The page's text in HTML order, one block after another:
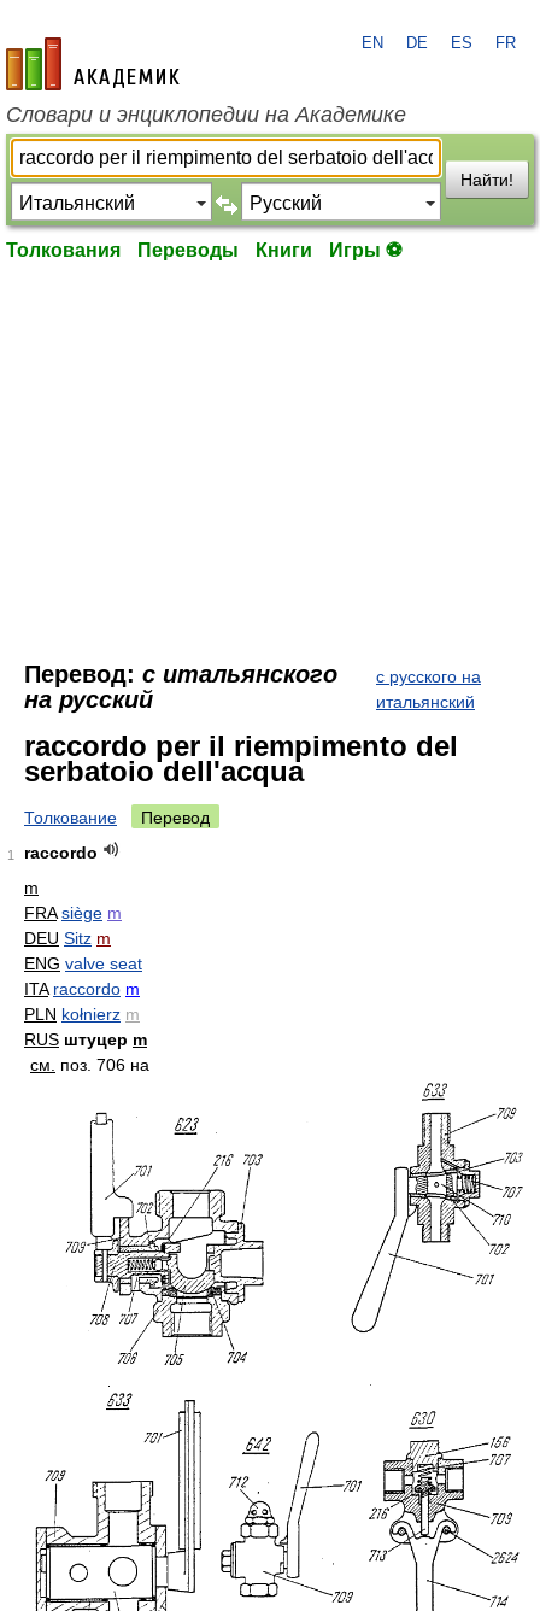
academic.ru
EN DE ES FR
Словари и энциклопедии на Академике
Найти!
Толкования Переводы Книги Игры ⚽
Перевод: с итальянского
на русский
с русского на
итальянский
raccordo per il riempimento del
serbatoio dell'acqua
Толкование Перевод
1
raccordo
m
FRA siège m
DEU Sitz m
ENG valve seat
ITA raccordo m
PLN kołnierz m
RUS штуцер m
см.
поз. 706 на